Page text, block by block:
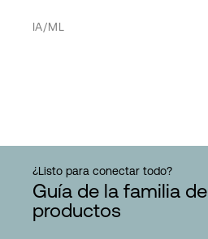
IA/ML
¿Listo para conectar todo?
Guía de la familia de
productos